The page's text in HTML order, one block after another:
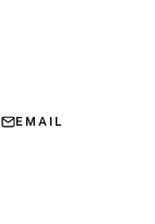
EMAIL